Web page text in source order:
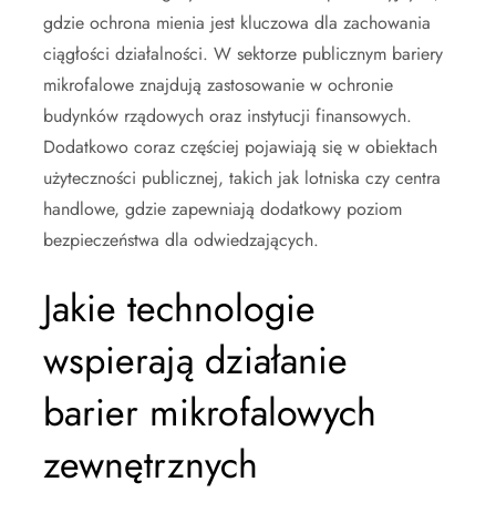
gdzie ochrona mienia jest kluczowa dla zachowania
ciągłości działalności. W sektorze publicznym bariery
mikrofalowe znajdują zastosowanie w ochronie
budynków rządowych oraz instytucji finansowych.
Dodatkowo coraz częściej pojawiają się w obiektach
użyteczności publicznej, takich jak lotniska czy centra
handlowe, gdzie zapewniają dodatkowy poziom
bezpieczeństwa dla odwiedzających.
Jakie technologie
wspierają działanie
barier mikrofalowych
zewnętrznych